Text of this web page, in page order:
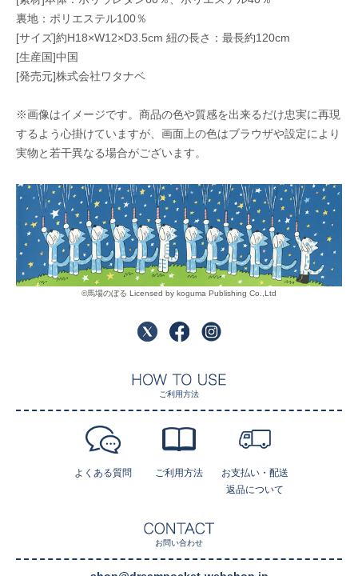
裏地：ポリエステル100％
[サイズ]約H18×W12×D3.5cm 紐の長さ：最長約120cm
[生産国]中国
[発売元]株式会社ワタナベ
※画像はイメージです。商品の色や質感を出来るだけ忠実に再現
するよう心掛けていますが、画面上の色はブラウザや設定により
実物と若干異なる場合がございます。
©馬場のぼる Licensed by koguma Publishing Co.,Ltd
お問い合わせ
ご利用方法
よくある質問 ご利用方法
お支払い・配送
返品について